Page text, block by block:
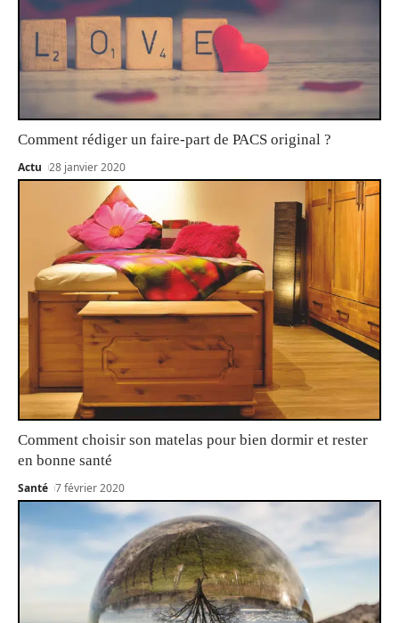
Comment rédiger un faire-part de PACS original ?
Actu 28 janvier 2020
Comment choisir son matelas pour bien dormir et rester
en bonne santé
Santé 7 février 2020